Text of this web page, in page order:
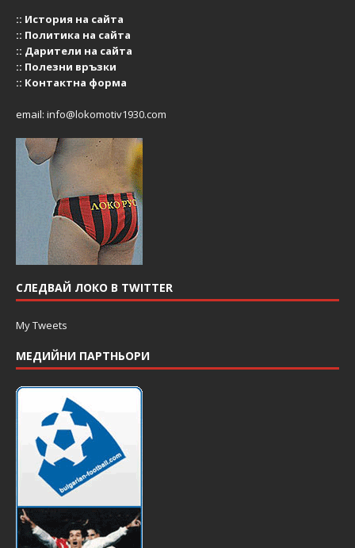
:: История на сайта
:: Политика на сайта
:: Дарители на сайта
:: Полезни връзки
:: Контактна форма
email: info@lokomotiv1930.com
СЛЕДВАЙ ЛОКО В TWITTER
My Tweets
МЕДИЙНИ ПАРТНЬОРИ